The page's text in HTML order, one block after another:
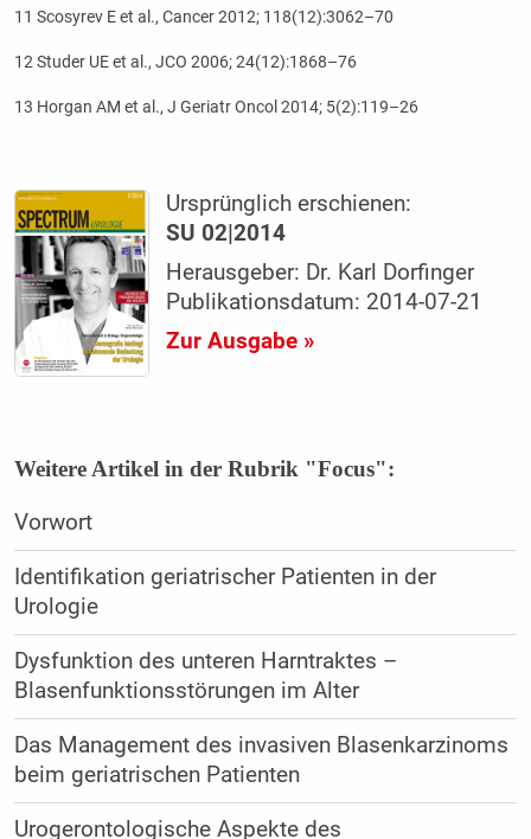
11 Scosyrev E et al., Cancer 2012; 118(12):3062–70
12 Studer UE et al., JCO 2006; 24(12):1868–76
13 Horgan AM et al., J Geriatr Oncol 2014; 5(2):119–26
Ursprünglich erschienen:
SU 02|2014
Herausgeber: Dr. Karl Dorfinger
Publikationsdatum: 2014-07-21
Zur Ausgabe »
Weitere Artikel in der Rubrik "Focus":
Vorwort
Identifikation geriatrischer Patienten in der
Urologie
Dysfunktion des unteren Harntraktes –
Blasenfunktionsstörungen im Alter
Das Management des invasiven Blasenkarzinoms
beim geriatrischen Patienten
Urogerontologische Aspekte des